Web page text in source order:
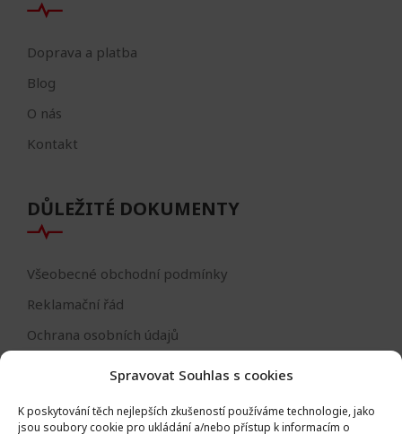
Spravovat Souhlas s cookies
K poskytování těch nejlepších zkušeností používáme technologie, jako
jsou soubory cookie pro ukládání a/nebo přístup k informacím o
Doprava a platba
Blog
O nás
Kontakt
DŮLEŽITÉ DOKUMENTY
Všeobecné obchodní podmínky
Reklamační řád
Ochrana osobních údajů
Formulář - odstoupení od smlouvy